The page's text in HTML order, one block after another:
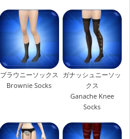
ブラウニーソックス
Brownie Socks
ガナッシュニーソッ
クス
Ganache Knee
Socks